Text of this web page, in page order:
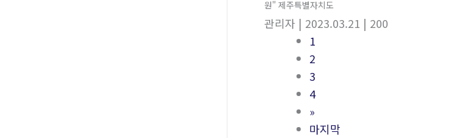
원" 제주특별자치도
관리자 | 2023.03.21 | 200
1
2
3
4
»
마지막